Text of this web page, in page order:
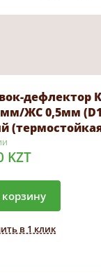
дефлектор
ЖС 0,5мм
KZT
корзину
в 1 клик